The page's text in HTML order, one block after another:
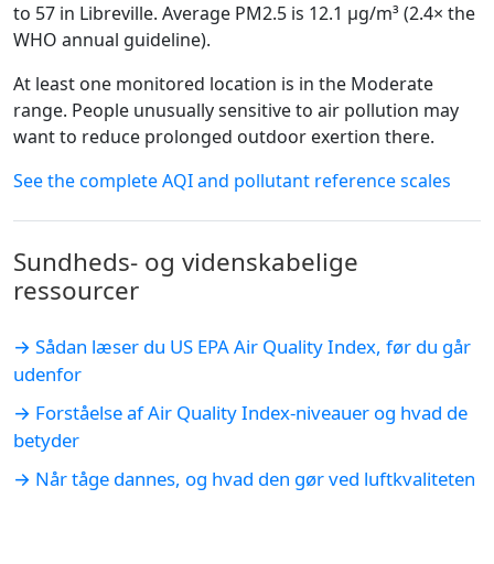
to 57 in Libreville. Average PM2.5 is 12.1 µg/m³ (2.4× the
WHO annual guideline).
At least one monitored location is in the Moderate
range. People unusually sensitive to air pollution may
want to reduce prolonged outdoor exertion there.
See the complete AQI and pollutant reference scales
Sundheds- og videnskabelige
ressourcer
→ Sådan læser du US EPA Air Quality Index, før du går
udenfor
→ Forståelse af Air Quality Index-niveauer og hvad de
betyder
→ Når tåge dannes, og hvad den gør ved luftkvaliteten